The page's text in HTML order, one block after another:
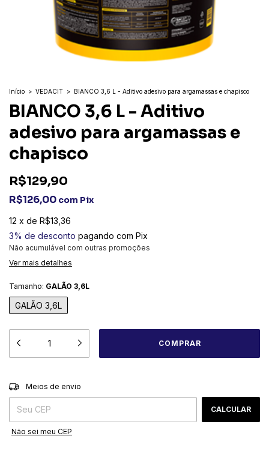
Início > VEDACIT > BIANCO 3,6 L - Aditivo adesivo para argamassas e chapisco
BIANCO 3,6 L - Aditivo
adesivo para argamassas e
chapisco
R$129,90
R$126,00 com Pix
12 x de R$13,36
3% de desconto pagando com Pix
Não acumulável com outras promoções
Ver mais detalhes
Tamanho: GALÃO 3,6L
GALÃO 3,6L
Entregas para o CEP:
Meios de envio
CALCULAR
Não sei meu CEP